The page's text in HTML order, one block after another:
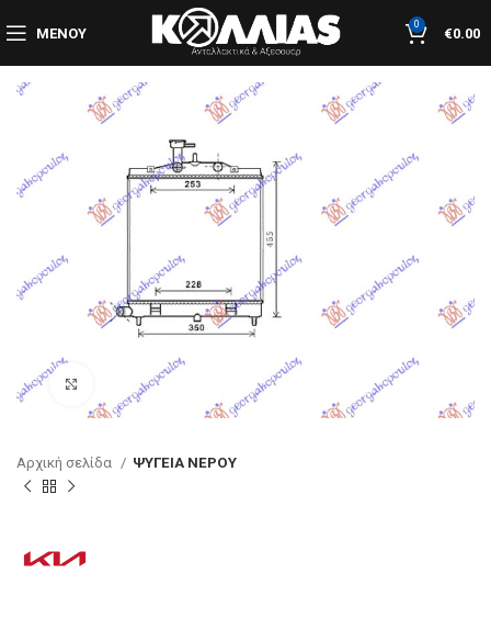
ΜΕΝΟΎ
0
€0.00
Κλικ για μεγέθυνση
Αρχική σελίδα ΨΥΓΕΙΑ ΝΕΡΟΥ